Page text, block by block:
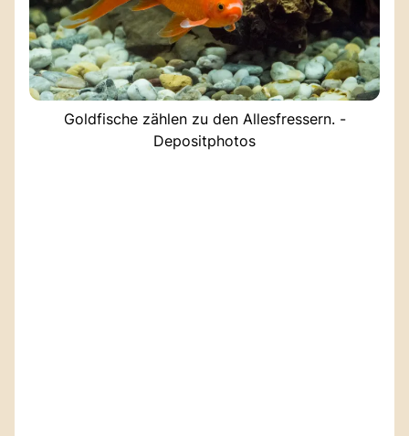
Goldfische zählen zu den Allesfressern. -
Depositphotos